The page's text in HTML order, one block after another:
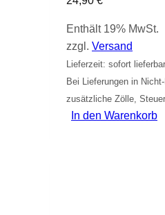
Enthält 19% MwSt.
zzgl. Versand
Lieferzeit: sofort lieferbar
Bei Lieferungen in
zusätzliche Zölle,
In den Warenkorb